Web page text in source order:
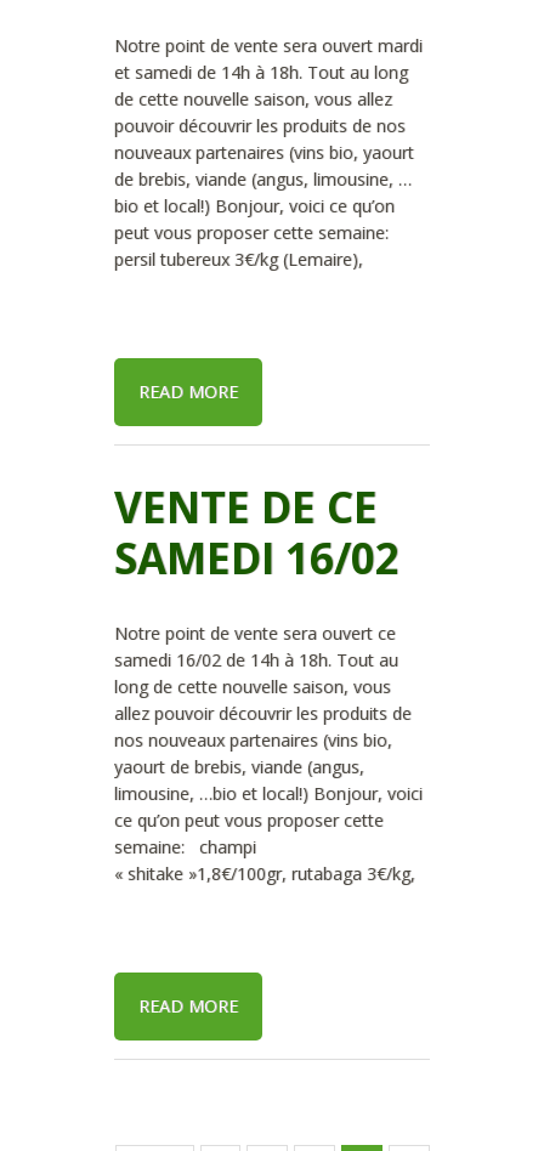
Notre point de vente sera ouvert mardi
et samedi de 14h à 18h. Tout au long
de cette nouvelle saison, vous allez
pouvoir découvrir les produits de nos
nouveaux partenaires (vins bio, yaourt
de brebis, viande (angus, limousine, …
bio et local!) Bonjour, voici ce qu’on
peut vous proposer cette semaine:
persil tubereux 3€/kg (Lemaire),
READ MORE
VENTE DE CE
SAMEDI 16/02
Notre point de vente sera ouvert ce
samedi 16/02 de 14h à 18h. Tout au
long de cette nouvelle saison, vous
allez pouvoir découvrir les produits de
nos nouveaux partenaires (vins bio,
yaourt de brebis, viande (angus,
limousine, …bio et local!) Bonjour, voici
ce qu’on peut vous proposer cette
semaine: champi
« shitake »1,8€/100gr, rutabaga 3€/kg,
READ MORE